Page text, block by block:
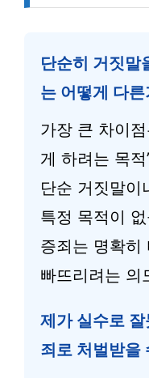
단순히 거짓말
는 어떻게 다
가장 큰 차이
게 하려는 목
단순 거짓말이
특정 목적이
증죄는 명확히
빠뜨리려는 의
제가 실수로
죄로 처벌받을